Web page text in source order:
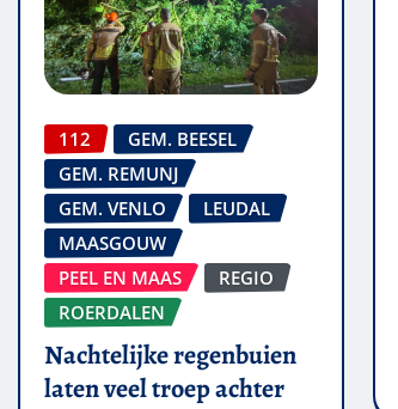
112
GEM. BEESEL
GEM. REMUNJ
GEM. VENLO
LEUDAL
MAASGOUW
PEEL EN MAAS
REGIO
ROERDALEN
Nachtelijke regenbuien
laten veel troep achter